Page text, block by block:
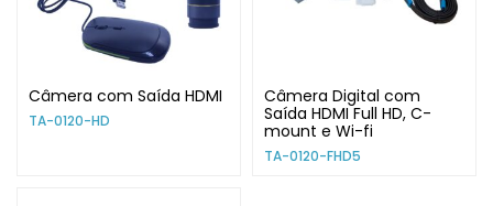
Câmera com Saída HDMI
TA-0120-HD
Câmera Digital com
Saída HDMI Full HD, C-
mount e Wi-fi
TA-0120-FHD5